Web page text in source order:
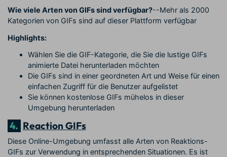
Wie viele Arten von GIFs sind verfügbar?--Mehr als 2000
Kategorien von GIFs sind auf dieser Plattform verfügbar
Highlights:
Wählen Sie die GIF-Kategorie, die Sie die lustige GIFs
animierte Datei herunterladen möchten
Die GIFs sind in einer geordneten Art und Weise für einen
einfachen Zugriff für die Benutzer aufgelistet
Sie können kostenlose GIFs mühelos in dieser
Umgebung herunterladen
4. Reaction GIFs
Diese Online-Umgebung umfasst alle Arten von Reaktions-
GIFs zur Verwendung in entsprechenden Situationen. Es ist